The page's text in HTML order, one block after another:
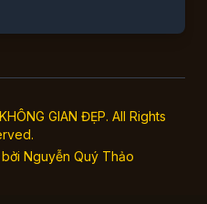
GIAN ĐẸP. All Rights
Nguyễn Quý Thảo